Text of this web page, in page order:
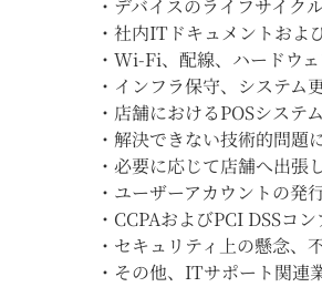
・デバイスのライフサイク
・社内ITドキュメントおよ
・Wi-Fi、配線、ハードウ
・インフラ保守、システム
・店舗におけるPOSシステ
・解決できない技術的問
・必要に応じて店舗へ出張
・ユーザーアカウントの発
・CCPAおよびPCI DSSコ
・セキュリティ上の懸念、
・その他、ITサポート関連